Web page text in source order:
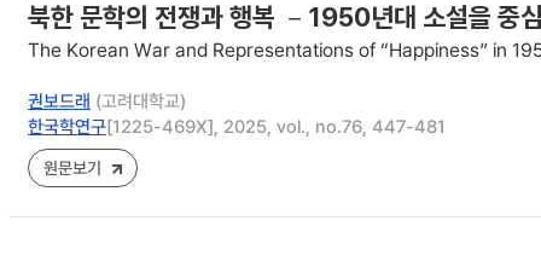
북한 문학의 전쟁과 행복 －1950년대 소설을 중
The Korean War and Representations of “Happiness” in
권보드래 (고려대학교)
한국학연구[1225-469X], 2025, vol., no.76, 447-481
원문보기